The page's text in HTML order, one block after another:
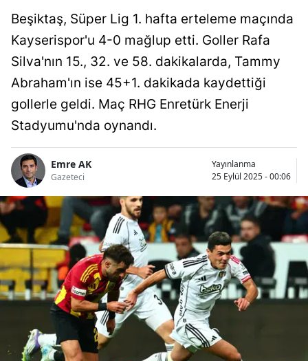
Beşiktaş, Süper Lig 1. hafta erteleme maçında
Kayserispor'u 4-0 mağlup etti. Goller Rafa
Silva'nın 15., 32. ve 58. dakikalarda, Tammy
Abraham'ın ise 45+1. dakikada kaydettiği
gollerle geldi. Maç RHG Enretürk Enerji
Stadyumu'nda oynandı.
Emre AK
Gazeteci
Yayınlanma
25 Eylül 2025 - 00:06